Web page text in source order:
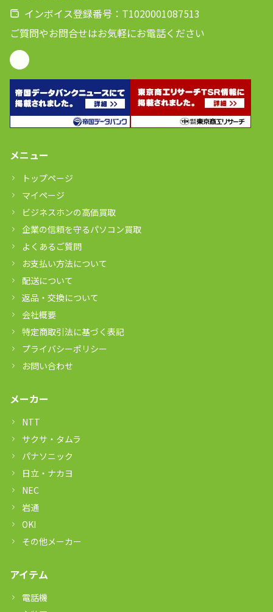
インボイス登録番号：T1020001087513
ご質問やお問合せはお気軽にお電話ください
メニュー
トップページ
マイページ
ビジネスホンの高価買取
企業の信頼を守るパソコン買取
よくあるご質問
お支払い方法について
配送について
返品・交換について
会社概要
特定商取引法に基づく表記
プライバシーポリシー
お問い合わせ
メーカー
NTT
サクサ・タムラ
パナソニック
日立・ナカヨ
NEC
岩通
OKI
その他メーカー
アイテム
電話機